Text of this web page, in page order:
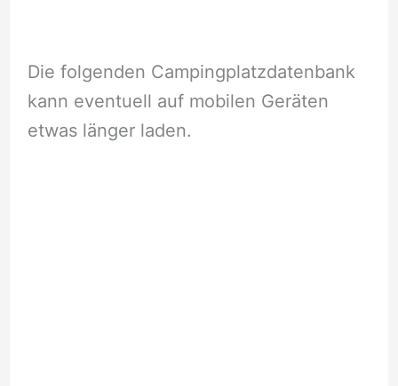
Die folgenden Campingplatzdatenbank
kann eventuell auf mobilen Geräten
etwas länger laden.